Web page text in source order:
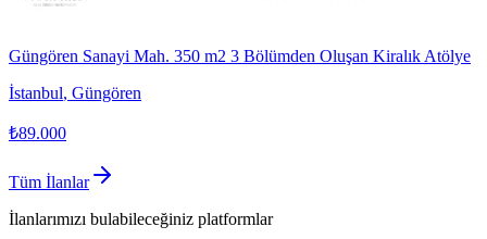
Güngören Sanayi Mah. 350 m2 3 Bölümden Oluşan Kiralık Atölye
İstanbul, Güngören
₺89.000
Tüm İlanlar
İlanlarımızı bulabileceğiniz platformlar